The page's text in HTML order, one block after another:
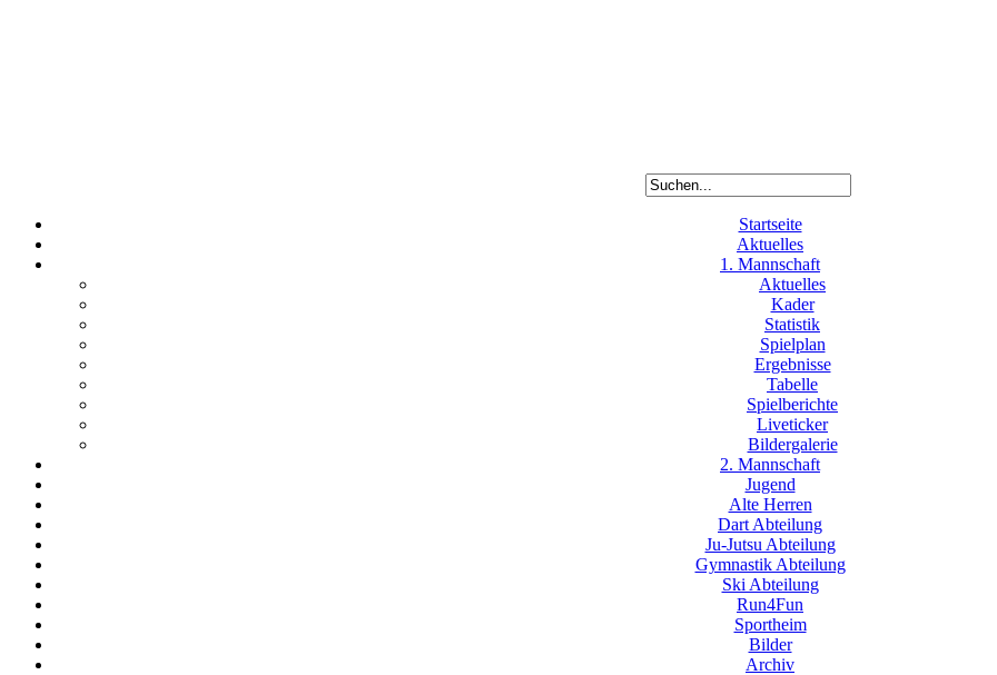
Startseite
Aktuelles
1. Mannschaft
Aktuelles
Kader
Statistik
Spielplan
Ergebnisse
Tabelle
Spielberichte
Liveticker
Bildergalerie
2. Mannschaft
Jugend
Alte Herren
Dart Abteilung
Ju-Jutsu Abteilung
Gymnastik Abteilung
Ski Abteilung
Run4Fun
Sportheim
Bilder
Archiv